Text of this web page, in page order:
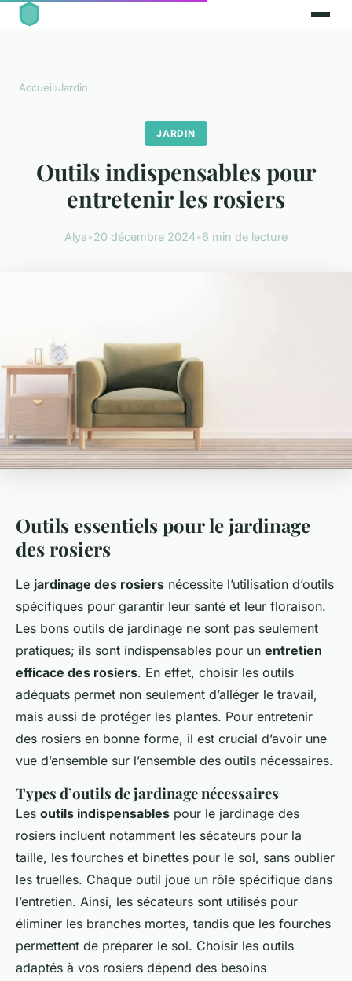
Accueil›Jardin
JARDIN
Outils indispensables pour
entretenir les rosiers
Alya•20 décembre 2024•6 min de lecture
Outils essentiels pour le jardinage
des rosiers
Le jardinage des rosiers nécessite l’utilisation d’outils
spécifiques pour garantir leur santé et leur floraison.
Les bons outils de jardinage ne sont pas seulement
pratiques; ils sont indispensables pour un entretien
efficace des rosiers. En effet, choisir les outils
adéquats permet non seulement d’alléger le travail,
mais aussi de protéger les plantes. Pour entretenir
des rosiers en bonne forme, il est crucial d’avoir une
vue d’ensemble sur l’ensemble des outils nécessaires.
Types d’outils de jardinage nécessaires
Les outils indispensables pour le jardinage des
rosiers incluent notamment les sécateurs pour la
taille, les fourches et binettes pour le sol, sans oublier
les truelles. Chaque outil joue un rôle spécifique dans
l’entretien. Ainsi, les sécateurs sont utilisés pour
éliminer les branches mortes, tandis que les fourches
permettent de préparer le sol. Choisir les outils
adaptés à vos rosiers dépend des besoins